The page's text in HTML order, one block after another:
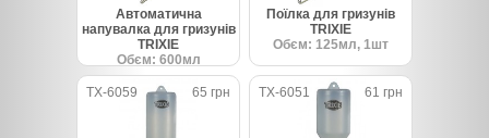
Автоматична
напувалка для гризунів
TRIXIE
Обєм: 600мл
Поїлка для гризунів
TRIXIE
Обєм: 125мл, 1шт
TX-6059 65 грн TX-6051 61 грн